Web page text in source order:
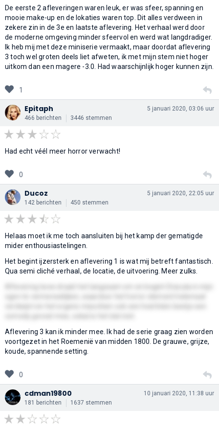
De eerste 2 afleveringen waren leuk, er was sfeer, spanning en
mooie make-up en de lokaties waren top. Dit alles verdween in
zekere zin in de 3e en laatste aflevering. Het verhaal werd door
de moderne omgeving minder sfeervol en werd wat langdradiger.
Ik heb mij met deze miniserie vermaakt, maar doordat aflevering
3 toch wel groten deels liet afweten, ik met mijn stem niet hoger
uitkom dan een magere -3.0. Had waarschijnlijk hoger kunnen zijn.
1
Epitaph
466 berichten 3446 stemmen
5 januari 2020, 03:06 uur
Had echt véél meer horror verwacht!
0
Ducoz
142 berichten 450 stemmen
5 januari 2020, 22:05 uur
Helaas moet ik me toch aansluiten bij het kamp der gematigde
mider enthousiastelingen.
Het begint ijzersterk en aflevering 1 is wat mij betreft fantastisch.
Qua semi cliché verhaal, de locatie, de uitvoering. Meer zulks.
Aflevering 3 kan ik minder mee. Ik had de serie graag zien worden
voortgezet in het Roemenië van midden 1800. De grauwe, grijze,
koude, spannende setting.
0
cdman19800
181 berichten 1637 stemmen
10 januari 2020, 11:38 uur